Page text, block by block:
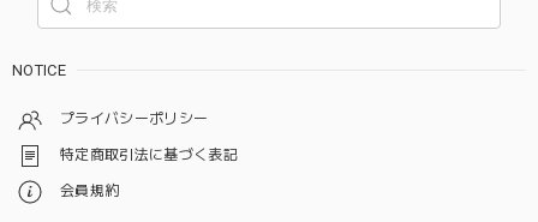
NOTICE
プライバシーポリシー
特定商取引法に基づく表記
会員規約